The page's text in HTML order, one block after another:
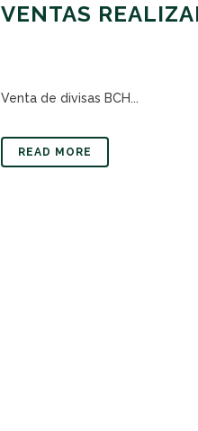
VENTAS
Venta de divisas BCH...
READ MORE